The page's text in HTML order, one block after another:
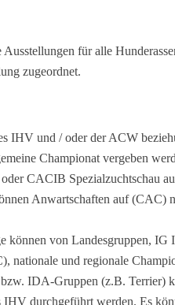
für alle
zugeordnet.
IHV und / oder der ACW
Championat vergeben
CACIB Spezialzuchtschau
Anwartschaften auf (CAC)
von Landesgruppen, IG
und regionale
IDA-Gruppen (z.B. Terrier)
durchgeführt werden. Es